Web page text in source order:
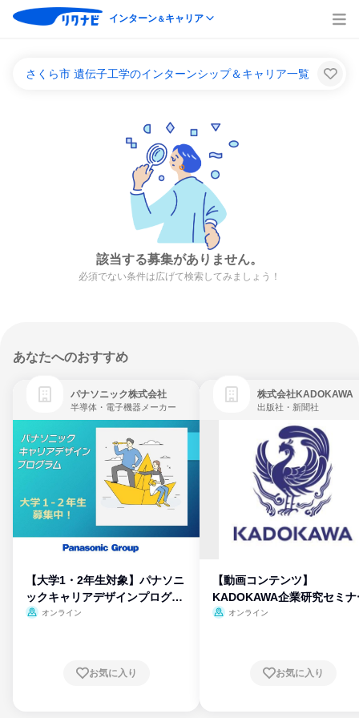
インターン＆キャリア
さくら市 遺伝子工学のインターンシップ＆キャリア一覧
該当する募集がありません。
必須でない条件は広げて検索してみましょう！
あなたへのおすすめ
パナソニック株式会社
半導体・電子機器メーカー
【大学1・2年生対象】パナソニ
ックキャリアデザインプログラ
ム
オンライン
お気に入り
株式会社KADOKAWA
出版社・新聞社
【動画コンテンツ】
KADOKAWA企業研究セミナ
オンライン
お気に入り